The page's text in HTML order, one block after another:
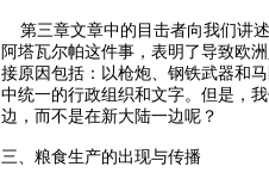
第三章文章中的目击者向我们讲
阿塔瓦尔帕这件事，表明了导致欧
接原因包括：以枪炮、钢铁武器和
中统一的行政组织和文字。但是，
边，而不是在新大陆一边呢？
三、粮食生产的出现与传播